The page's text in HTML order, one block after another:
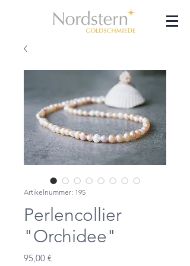
Artikelnummer: 195
Perlencollier
"Orchidee"
95,00 €Preis